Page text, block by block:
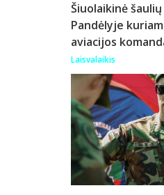
Šiuolaikinė
Pandėlyje
aviacijos
Laisvalaikis